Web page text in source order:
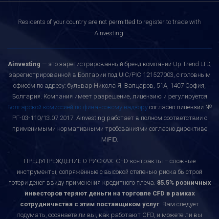
Residents of your country are not permitted to register to trade with
Ainvesting.
Ainvesting — это зарегистрированный бренд компании Up Trend LTD,
зарегистрированной в Болгарии под UIC/PIC 121527003, с головным
офисом по адресу: бульвар Никола Я. Вапцаров, 51A, 1407 София,
Болгария. Компания имеет разрешение, лицензию и регулируется
Болгарской комиссией по финансовому надзору согласно лицензии №
РГ-03-110/13.07.2017. Ainvesting работает в полном соответствии с
применимыми нормативными требованиями согласно директиве
MiFID.
ПРЕДУПРЕЖДЕНИЕ О РИСКАХ: CFD-контракты – сложные
инструменты, сопряжённые с высокой степенью риска быстрой
потери денег ввиду применения кредитного плеча. 85.5% розничных
инвесторов теряют деньги на торговле CFD в рамках
сотрудничества с этим поставщиком услуг. Вам следует
подумать, осознаете ли вы, как работают CFD, и можете ли вы